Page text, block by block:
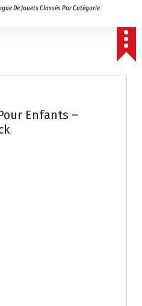
De Jouets Classés Par Catégorie
Enfants –